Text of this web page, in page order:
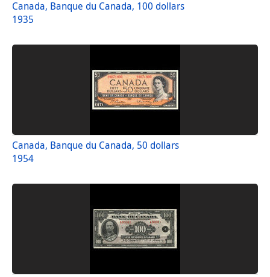
Canada, Banque du Canada, 100 dollars
1935
Canada, Banque du Canada, 50 dollars
1954